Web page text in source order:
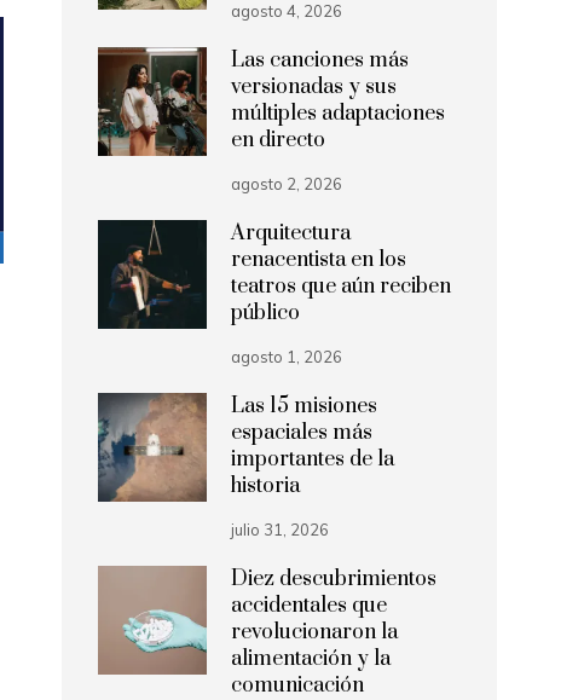
agosto 4, 2026
Las canciones más
versionadas y sus
múltiples adaptaciones
en directo
agosto 2, 2026
Arquitectura
renacentista en los
teatros que aún reciben
público
agosto 1, 2026
Las 15 misiones
espaciales más
importantes de la
historia
julio 31, 2026
Diez descubrimientos
accidentales que
revolucionaron la
alimentación y la
comunicación